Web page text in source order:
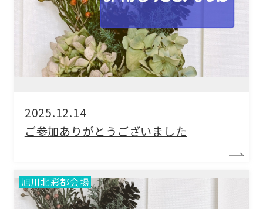
2025.12.14
ご参加ありがとうございました
旭川北彩都会場